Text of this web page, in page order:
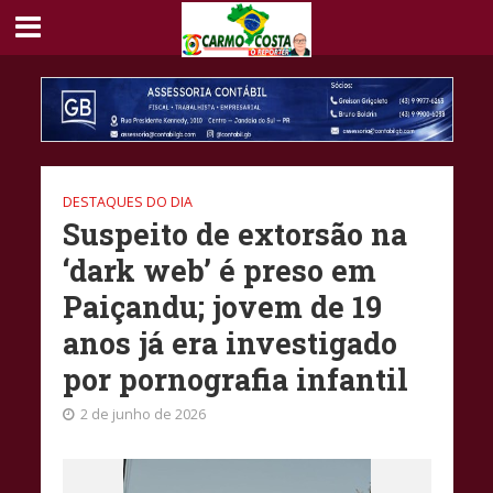
DESTAQUES DO DIA
Suspeito de extorsão na
‘dark web’ é preso em
Paiçandu; jovem de 19
anos já era investigado
por pornografia infantil
2 de junho de 2026